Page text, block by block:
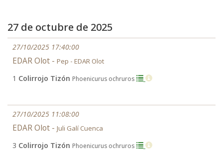
27 de octubre de 2025
27/10/2025 17:40:00
EDAR Olot - Pep - EDAR Olot
1 Colirrojo Tizón Phoenicurus ochruros
27/10/2025 11:08:00
EDAR Olot - Juli Galí Cuenca
3 Colirrojo Tizón Phoenicurus ochruros